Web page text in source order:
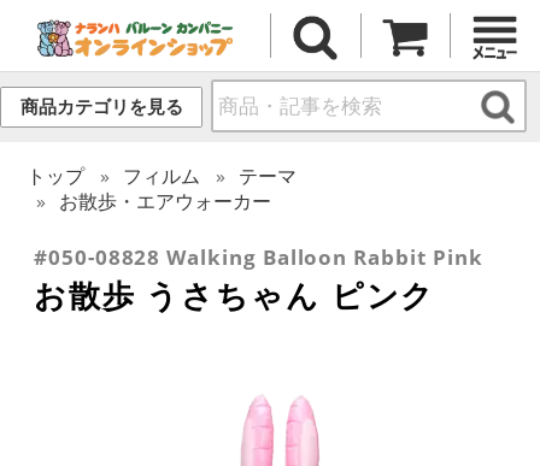
商品カテゴリを見る
トップ フィルム
テーマ
お散歩・エアウォーカー
#050-08828 Walking Balloon Rabbit Pink
お散歩 うさちゃん ピンク